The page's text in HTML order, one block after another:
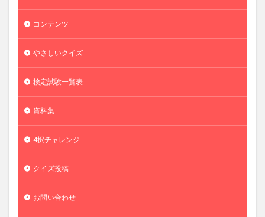
コンテンツ
やさしいクイズ
検定試験一覧表
資料集
4択チャレンジ
クイズ投稿
お問い合わせ